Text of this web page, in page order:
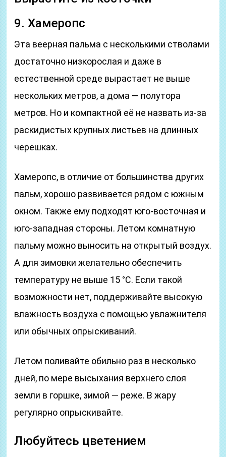
9. Хамеропс
Эта веерная пальма с несколькими стволами
достаточно низкорослая и даже в
естественной среде вырастает не выше
нескольких метров, а дома — полутора
метров. Но и компактной её не назвать из-за
раскидистых крупных листьев на длинных
черешках.
Хамеропс, в отличие от большинства других
пальм, хорошо развивается рядом с южным
окном. Также ему подходят юго-восточная и
юго-западная стороны. Летом комнатную
пальму можно выносить на открытый воздух.
А для зимовки желательно обеспечить
температуру не выше 15 °С. Если такой
возможности нет, поддерживайте высокую
влажность воздуха с помощью увлажнителя
или обычных опрыскиваний.
Летом поливайте обильно раз в несколько
дней, по мере высыхания верхнего слоя
земли в горшке, зимой — реже. В жару
регулярно опрыскивайте.
Любуйтесь цветением